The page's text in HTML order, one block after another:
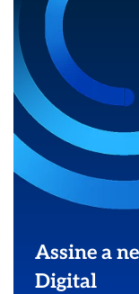
Assine a
Digital